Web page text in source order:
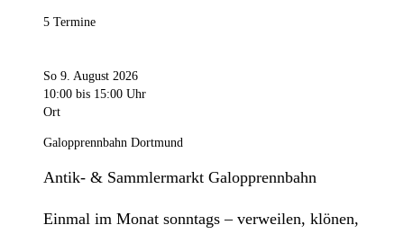
5 Termine
So 9. August 2026
10:00 bis 15:00 Uhr
Ort
Galopprennbahn Dortmund
Antik- & Sammlermarkt Galopprennbahn
Einmal im Monat sonntags – verweilen, klönen,